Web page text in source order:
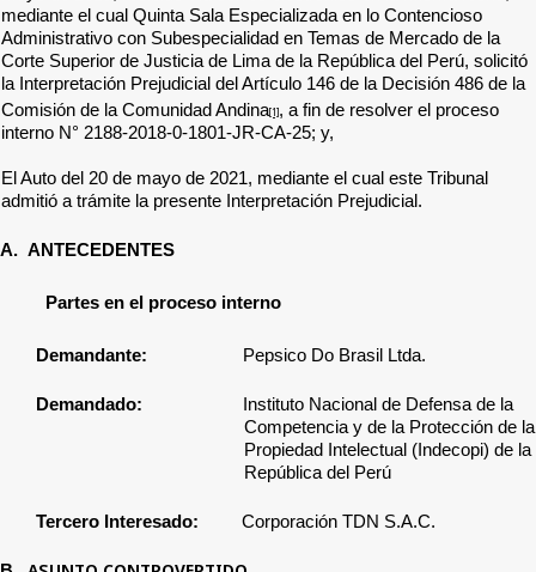
mediante el cual Quinta Sala Especializada en lo Contencioso
Administrativo con Subespecialidad en Temas de Mercado de la
Corte Superior de Justicia de Lima de la República del Perú, solicitó
la Interpretación Prejudicial del Artículo 146 de la Decisión 486 de la
Comisión de la Comunidad Andina[1], a fin de resolver el proceso
interno N° 2188-2018-0-1801-JR-CA-25; y,
El Auto del 20 de mayo de 2021, mediante el cual este Tribunal
admitió a trámite la presente Interpretación Prejudicial.
A. ANTECEDENTES
Partes en el proceso interno
Demandante: Pepsico Do Brasil Ltda.
Demandado:
Instituto Nacional de Defensa de la
Competencia y de la Protección de la
Propiedad Intelectual (Indecopi) de la
República del Perú
Tercero Interesado: Corporación TDN S.A.C.